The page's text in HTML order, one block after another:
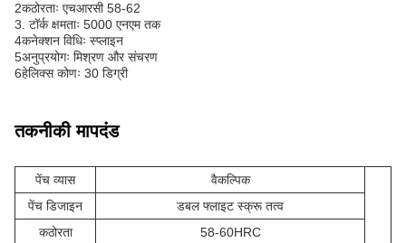
2कठोरताः एचआरसी 58-62
3. टॉर्क क्षमताः 5000 एनएम तक
4कनेक्शन विधिः स्प्लाइन
5अनुप्रयोगः मिश्रण और संचरण
6हेलिक्स कोणः 30 डिग्री
तकनीकी मापदंड
पेंच व्यास
वैकल्पिक
पेंच डिजाइन
डबल फ्लाइट स्क्रू तत्व
कठोरता
58-60HRC